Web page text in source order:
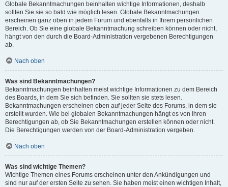
Globale Bekanntmachungen beinhalten wichtige Informationen, deshalb
sollten Sie sie so bald wie möglich lesen. Globale Bekanntmachungen
erscheinen ganz oben in jedem Forum und ebenfalls in Ihrem persönlichen
Bereich. Ob Sie eine globale Bekanntmachung schreiben können oder nicht,
hängt von den durch die Board-Administration vergebenen Berechtigungen
ab.
Nach oben
Was sind Bekanntmachungen?
Bekanntmachungen beinhalten meist wichtige Informationen zu dem Bereich
des Boards, in dem Sie sich befinden. Sie sollten sie stets lesen.
Bekanntmachungen erscheinen oben auf jeder Seite des Forums, in dem sie
erstellt wurden. Wie bei globalen Bekanntmachungen hängt es von Ihren
Berechtigungen ab, ob Sie Bekanntmachungen erstellen können oder nicht.
Die Berechtigungen werden von der Board-Administration vergeben.
Nach oben
Was sind wichtige Themen?
Wichtige Themen eines Forums erscheinen unter den Ankündigungen und
sind nur auf der ersten Seite zu sehen. Sie haben meist einen wichtigen Inhalt,